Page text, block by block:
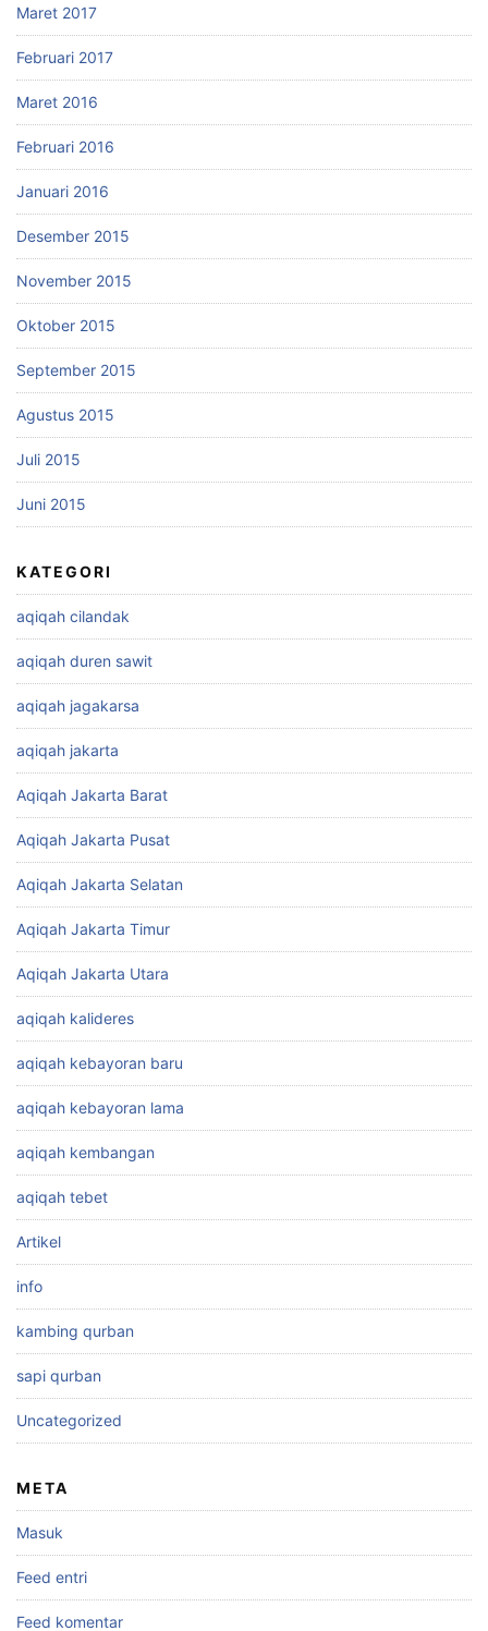
Maret 2017
Februari 2017
Maret 2016
Februari 2016
Januari 2016
Desember 2015
November 2015
Oktober 2015
September 2015
Agustus 2015
Juli 2015
Juni 2015
KATEGORI
aqiqah cilandak
aqiqah duren sawit
aqiqah jagakarsa
aqiqah jakarta
Aqiqah Jakarta Barat
Aqiqah Jakarta Pusat
Aqiqah Jakarta Selatan
Aqiqah Jakarta Timur
Aqiqah Jakarta Utara
aqiqah kalideres
aqiqah kebayoran baru
aqiqah kebayoran lama
aqiqah kembangan
aqiqah tebet
Artikel
info
kambing qurban
sapi qurban
Uncategorized
META
Masuk
Feed entri
Feed komentar